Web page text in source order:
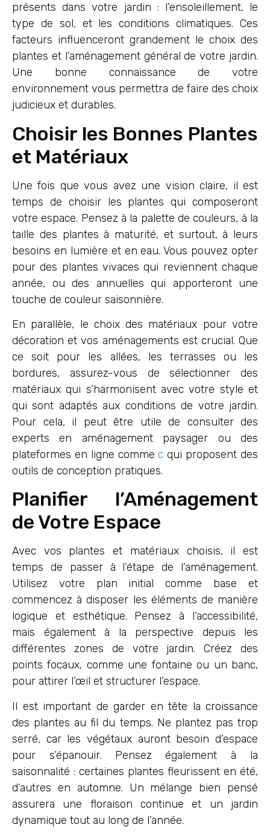
présents dans votre jardin : l’ensoleillement, le
type de sol, et les conditions climatiques. Ces
facteurs influenceront grandement le choix des
plantes et l’aménagement général de votre jardin.
Une bonne connaissance de votre
environnement vous permettra de faire des choix
judicieux et durables.
Choisir les Bonnes Plantes
et Matériaux
Une fois que vous avez une vision claire, il est
temps de choisir les plantes qui composeront
votre espace. Pensez à la palette de couleurs, à la
taille des plantes à maturité, et surtout, à leurs
besoins en lumière et en eau. Vous pouvez opter
pour des plantes vivaces qui reviennent chaque
année, ou des annuelles qui apporteront une
touche de couleur saisonnière.
En parallèle, le choix des matériaux pour votre
décoration et vos aménagements est crucial. Que
ce soit pour les allées, les terrasses ou les
bordures, assurez-vous de sélectionner des
matériaux qui s’harmonisent avec votre style et
qui sont adaptés aux conditions de votre jardin.
Pour cela, il peut être utile de consulter des
experts en aménagement paysager ou des
plateformes en ligne commec qui proposent des
outils de conception pratiques.
Planifier l’Aménagement
de Votre Espace
Avec vos plantes et matériaux choisis, il est
temps de passer à l’étape de l’aménagement.
Utilisez votre plan initial comme base et
commencez à disposer les éléments de manière
logique et esthétique. Pensez à l’accessibilité,
mais également à la perspective depuis les
différentes zones de votre jardin. Créez des
points focaux, comme une fontaine ou un banc,
pour attirer l’œil et structurer l’espace.
Il est important de garder en tête la croissance
des plantes au fil du temps. Ne plantez pas trop
serré, car les végétaux auront besoin d’espace
pour s’épanouir. Pensez également à la
saisonnalité : certaines plantes fleurissent en été,
d’autres en automne. Un mélange bien pensé
assurera une floraison continue et un jardin
dynamique tout au long de l’année.